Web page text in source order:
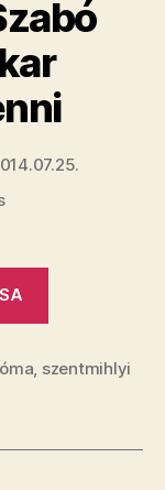
János
egy
lehet”
a(z)
Szabó
Péter
nem
nagykövet
Péter
szentmihlyi